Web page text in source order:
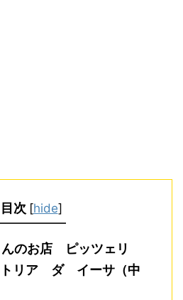
目次 [hide]
のお店 ピッツェリ
リア ダ イーサ（中